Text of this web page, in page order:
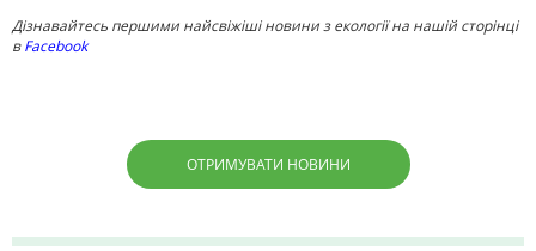
Дізнавайтесь першими найсвіжіші новини з екології на нашій сторінці
вFacebook
ОТРИМУВАТИ НОВИНИ